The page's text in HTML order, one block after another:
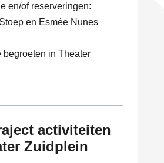
en/of reserveringen:
en Esmée Nunes
begroeten in Theater
activiteiten
Zuidplein